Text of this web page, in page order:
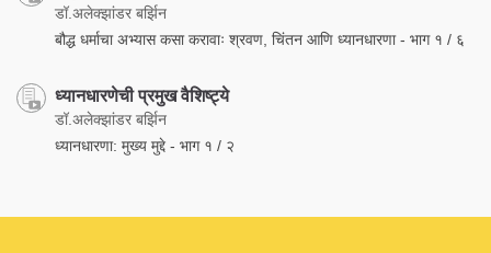
डॉ.अलेक्झांडर बर्झिन
बौद्ध धर्माचा अभ्यास कसा करावाः श्रवण, चिंतन आणि ध्यानधारणा - भाग १ / ६
ध्यानधारणेची प्रमुख वैशिष्ट्ये
डॉ.अलेक्झांडर बर्झिन
ध्यानधारणा: मुख्य मुद्दे - भाग १ / २